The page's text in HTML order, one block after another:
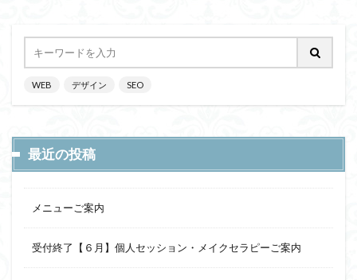
WEB デザイン SEO
最近の投稿
メニューご案内
受付終了【６月】個人セッション・メイクセラピーご案内
自作自演
自己肯定感 足の指
辞表
退職
骨折